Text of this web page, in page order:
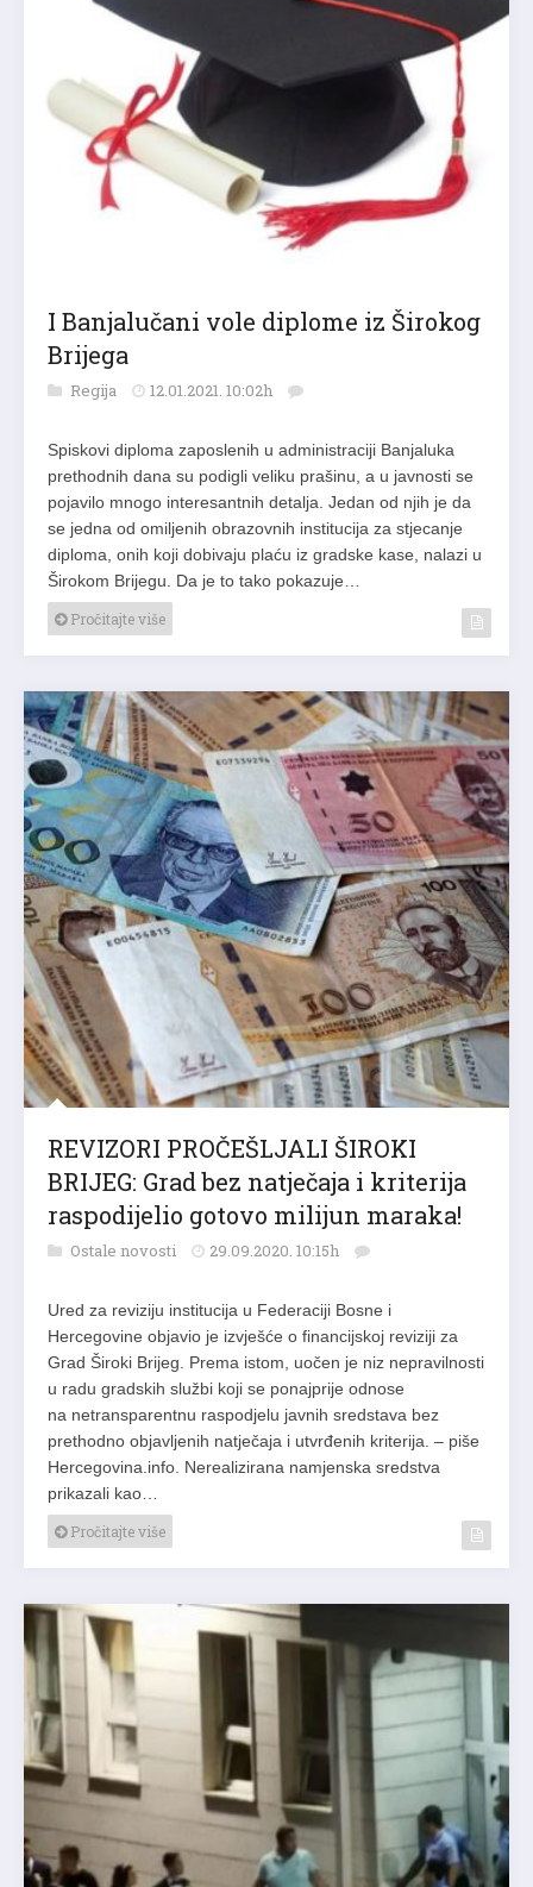
I Banjalučani vole diplome iz Širokog
Brijega
Regija 12.01.2021. 10:02h
Spiskovi diploma zaposlenih u administraciji Banjaluka
prethodnih dana su podigli veliku prašinu, a u javnosti se
pojavilo mnogo interesantnih detalja. Jedan od njih je da
se jedna od omiljenih obrazovnih institucija za stjecanje
diploma, onih koji dobivaju plaću iz gradske kase, nalazi u
Širokom Brijegu. Da je to tako pokazuje…
Pročitajte više
REVIZORI PROČEŠLJALI ŠIROKI
BRIJEG: Grad bez natječaja i kriterija
raspodijelio gotovo milijun maraka!
Ostale novosti 29.09.2020. 10:15h
Ured za reviziju institucija u Federaciji Bosne i
Hercegovine objavio je izvješće o financijskoj reviziji za
Grad Široki Brijeg. Prema istom, uočen je niz nepravilnosti
u radu gradskih službi koji se ponajprije odnose
na netransparentnu raspodjelu javnih sredstava bez
prethodno objavljenih natječaja i utvrđenih kriterija. – piše
Hercegovina.info. Nerealizirana namjenska sredstva
prikazali kao…
Pročitajte više